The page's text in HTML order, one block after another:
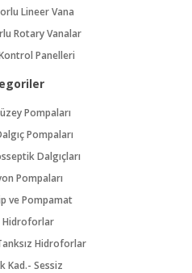
Lineer Vana
Rotary Vanalar
Panelleri
Pompaları
Pompaları
Dalgıçları
Pompaları
ve Pompamat
Hidroforlar
Hidroforlar
Kad.- Sessiz